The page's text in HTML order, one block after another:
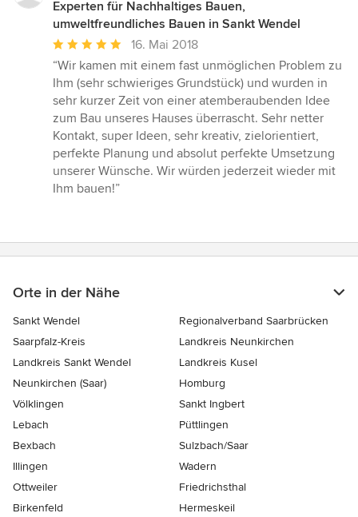
Experten für Nachhaltiges Bauen,
umweltfreundliches Bauen in Sankt Wendel
Durchschnittliche
Bewertung:
5
von
5
Sternen
16. Mai 2018
“Wir kamen mit einem fast unmöglichen Problem zu
Ihm (sehr schwieriges Grundstück) und wurden in
sehr kurzer Zeit von einer atemberaubenden Idee
zum Bau unseres Hauses überrascht. Sehr netter
Kontakt, super Ideen, sehr kreativ, zielorientiert,
perfekte Planung und absolut perfekte Umsetzung
unserer Wünsche. Wir würden jederzeit wieder mit
Ihm bauen!”
Orte in der Nähe
Sankt Wendel
Regionalverband Saarbrücken
Saarpfalz-Kreis
Landkreis Neunkirchen
Landkreis Sankt Wendel
Landkreis Kusel
Neunkirchen (Saar)
Homburg
Völklingen
Sankt Ingbert
Lebach
Püttlingen
Bexbach
Sulzbach/Saar
Illingen
Wadern
Ottweiler
Friedrichsthal
Birkenfeld
Hermeskeil